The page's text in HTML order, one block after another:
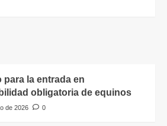
para la entrada en
obligatoria de equinos
de 2026
0